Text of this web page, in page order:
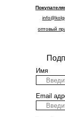
оптовый
Имя
Email